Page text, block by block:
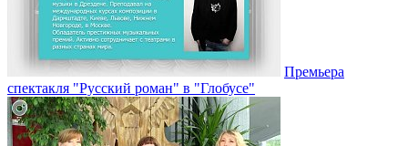
Премьера
спектакля "Русский роман" в "Глобусе"